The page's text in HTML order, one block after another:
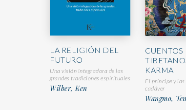
LA RELIGIÓN DEL
FUTURO
Una visión integradora de las
grandes tradiciones espirituales
Wilber, Ken
CUENTOS
KARMA
El príncipe y
cadáver
Wangmo,